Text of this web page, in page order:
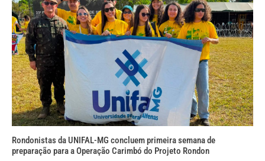
Rondonistas da UNIFAL-MG concluem primeira semana de
preparação para a Operação Carimbó do Projeto Rondon